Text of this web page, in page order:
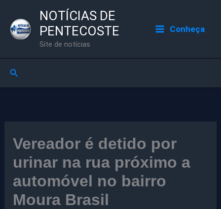
para
NOTÍCIAS DE
PENTECOSTE
Site de notícias
Conheça
Pesquisar
Vereador é detido por
urinar na rua próximo a
automóvel no bairro
Moura Brasil